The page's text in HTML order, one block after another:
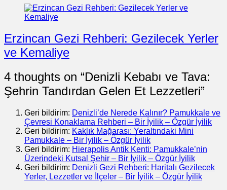
Erzincan Gezi Rehberi: Gezilecek Yerler
ve Kemaliye
4 thoughts on “Denizli Kebabı ve Tava:
Şehrin Tandırdan Gelen Et Lezzetleri”
Geri bildirim: Denizli’de Nerede Kalınır? Pamukkale ve
Çevresi Konaklama Rehberi – Bir İyilik – Özgür İyilik
Geri bildirim: Kaklık Mağarası: Yeraltındaki Mini
Pamukkale – Bir İyilik – Özgür İyilik
Geri bildirim: Hierapolis Antik Kenti: Pamukkale’nin
Üzerindeki Kutsal Şehir – Bir İyilik – Özgür İyilik
Geri bildirim: Denizli Gezi Rehberi: Haritalı Gezilecek
Yerler, Lezzetler ve İlçeler – Bir İyilik – Özgür İyilik